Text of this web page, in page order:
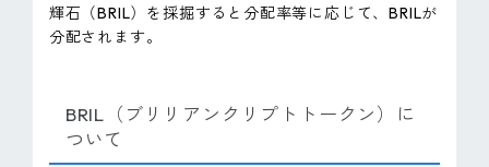
輝石（BRIL）を採掘すると分配率等に応じて、BRILが
分配されます。
BRIL（ブリリアンクリプトトークン）に
ついて